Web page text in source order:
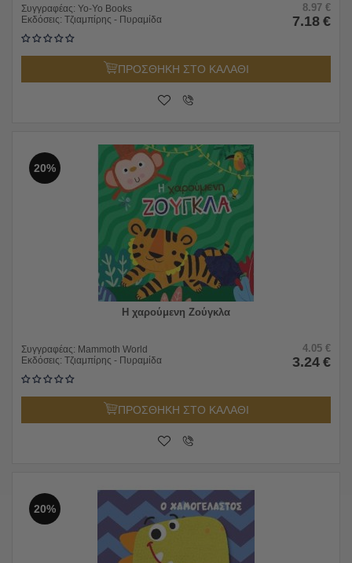
Συγγραφέας: Yo-Yo Books
Εκδόσεις: Τζιαμπίρης - Πυραμίδα
8.97 €
7.18 €
ΠΡΟΣΘΗΚΗ ΣΤΟ ΚΑΛΑΘΙ
20%
Η χαρούμενη Ζούγκλα
Συγγραφέας: Mammoth World
Εκδόσεις: Τζιαμπίρης - Πυραμίδα
4.05 €
3.24 €
ΠΡΟΣΘΗΚΗ ΣΤΟ ΚΑΛΑΘΙ
20%